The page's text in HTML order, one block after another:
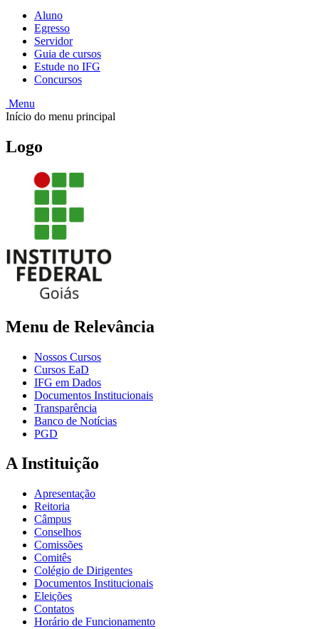
Aluno
Egresso
Servidor
Guia de cursos
Estude no IFG
Concursos
Menu
Início do menu principal
Logo
Menu de Relevância
Nossos Cursos
Cursos EaD
IFG em Dados
Documentos Institucionais
Transparência
Banco de Notícias
PGD
A Instituição
Apresentação
Reitoria
Câmpus
Conselhos
Comissões
Comitês
Colégio de Dirigentes
Documentos Institucionais
Eleições
Contatos
Horário de Funcionamento